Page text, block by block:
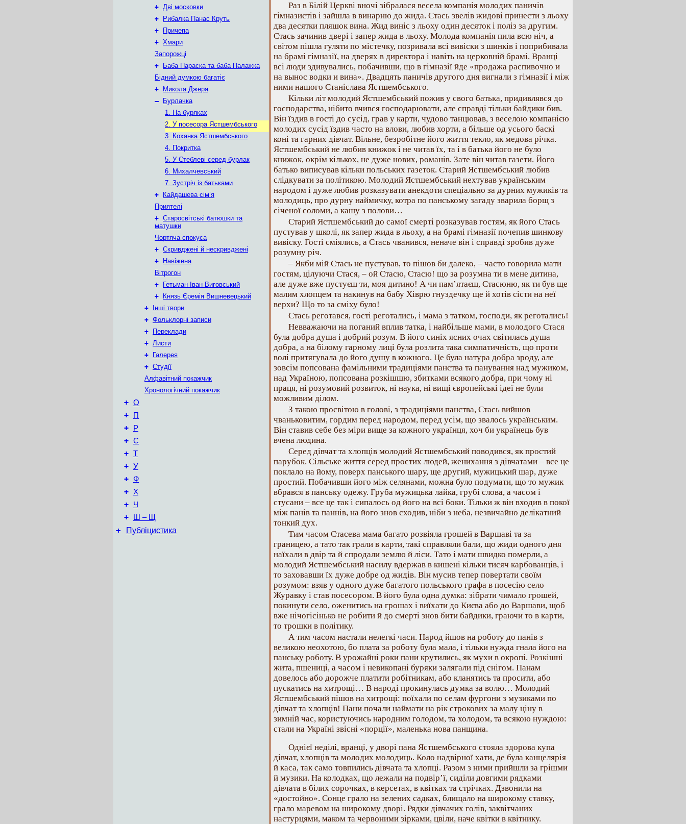
+ Дві московки
+
Рибалка Панас Круть
+
Причепа
+ Хмари
Запорожці
+
Баба Параска та баба Палажка
Бідний думкою багатіє
+
Микола Джеря
–
Бурлачка
1. На буряках
2. У посесора Ястшембського
3. Коханка Ястшембського
4. Покритка
5. У Стеблеві серед бурлак
6. Михалчевський
7. Зустріч із батьками
+
Кайдашева сім’я
Приятелі
+ Старосвітські батюшки та
матушки
Чортяча спокуса
+ Скривджені й нескривджені
+
Навіжена
Вітрогон
+
Гетьман Іван Виговський
+
Князь Єремія Вишневецький
+
Інші твори
+ Фольклорні записи
+
Переклади
+ Листи
+
Галерея
+ Студії
Алфавітний покажчик
Хронологічний покажчик
+ О
+ П
+ Р
+ С
+ Т
+ У
+ Ф
+ Х
+ Ч
+ Ш – Щ
+ Публіцистика
Раз в Білій Церкві вночі зібралася весела компанія молодих паничів
гімназистів і зайшла в винарню до жида. Стась звелів жидові принести з льоху
два десятки пляшок вина. Жид виніс з льоху один десяток і поліз за другим.
Стась зачинив двері і запер жида в льоху. Молода компанія пила всю ніч, а
світом пішла гуляти по містечку, позривала всі вивіски з шинків і поприбивала
на брамі гімназії, на дверях в директора і навіть на церковній брамі. Вранці
всі люди здивувались, побачивши, що в гімназії йде «продажа распивочно и
на вынос водки и вина». Двадцять паничів другого дня вигнали з гімназії і між
ними нашого Станіслава Ястшембського.
Кільки літ молодий Ястшембський пожив у свого батька, придивлявся до
господарства, нібито вчився господарювати, але справді тільки байдики бив.
Він їздив в гості до сусід, грав у карти, чудово танцював, з веселою компанією
молодих сусід їздив часто на влови, любив хорти, а більше од усього баскі
коні та гарних дівчат. Вільне, безробітне його життя текло, як медова річка.
Ястшембський не любив книжок і не читав їх, та і в батька його не було
книжок, окрім кількох, не дуже нових, романів. Зате він читав газети. Його
батько виписував кільки польських газеток. Старий Ястшембський любив
слідкувати за політикою. Молодий Ястшембський нехтував українським
народом і дуже любив розказувати анекдоти спеціально за дурних мужиків та
молодиць, про дурну наймичку, котра по панському загаду зварила борщ з
січеної соломи, а кашу з полови…
Старий Ястшембський до самої смерті розказував гостям, як його Стась
пустував у школі, як запер жида в льоху, а на брамі гімназії почепив шинкову
вивіску. Гості сміялись, а Стась чванився, неначе він і справді зробив дуже
розумну річ.
– Якби мій Стась не пустував, то пішов би далеко, – часто говорила мати
гостям, цілуючи Стася, – ой Стасю, Стасю! що за розумна ти в мене дитина,
але дуже вже пустуєш ти, моя дитино! А чи пам’ятаєш, Стасюню, як ти був ще
малим хлопцем та накинув на бабу Хіврю гнуздечку ще й хотів сісти на неї
верхи? Що то за сміху було!
Стась реготався, гості реготались, і мама з татком, господи, як реготались!
Невважаючи на поганий вплив татка, і найбільше мами, в молодого Стася
була добра душа і добрий розум. В його синіх ясних очах світилась душа
добра, а на білому гарному лиці була розлита така симпатичність, що проти
волі притягувала до його душу в кожного. Це була натура добра зроду, але
зовсім попсована фамільними традиціями панства та панування над мужиком,
над Україною, попсована розкішшю, збитками всякого добра, при чому ні
праця, ні розумовий розвиток, ні наука, ні вищі європейські ідеї не були
можливим ділом.
З такою просвітою в голові, з традиціями панства, Стась вийшов
чваньковитим, гордим перед народом, перед усім, що звалось українським.
Він ставив себе без міри вище за кожного українця, хоч би українець був
вчена людина.
Серед дівчат та хлопців молодий Ястшембський поводився, як простий
парубок. Сільське життя серед простих людей, женихання з дівчатами – все це
поклало на йому, поверх панського шару, ще другий, мужицький шар, дуже
простий. Побачивши його між селянами, можна було подумати, що то мужик
вбрався в панську одежу. Груба мужицька лайка, грубі слова, а часом і
стусани – все це так і сипалось од його на всі боки. Тільки ж він входив в покої
між панів та паннів, на його знов сходив, ніби з неба, незвичайно делікатний
тонкий дух.
Тим часом Стасева мама багато розвіяла грошей в Варшаві та за
границею, а тато так грали в карти, такі справляли бали, що жиди одного дня
наїхали в двір та й спродали землю й ліси. Тато і мати швидко померли, а
молодий Ястшембський насилу вдержав в кишені кільки тисяч карбованців, і
то заховавши їх дуже добре од жидів. Він мусив тепер повертати своїм
розумом: взяв у одного дуже багатого польського графа в посесію село
Журавку і став посесором. В його була одна думка: зібрати чимало грошей,
покинути село, оженитись на грошах і виїхати до Києва або до Варшави, щоб
вже нічогісінько не робити й до смерті знов бити байдики, граючи то в карти,
то трошки в політику.
А тим часом настали нелегкі часи. Народ йшов на роботу до панів з
великою неохотою, бо плата за роботу була мала, і тільки нужда гнала його на
панську роботу. В урожайні роки пани крутились, як мухи в окропі. Розкішні
жита, пшениці, а часом і невикопані буряки залягали під снігом. Панам
довелось або дорожче платити робітникам, або кланятись та просити, або
пускатись на хитрощі… В народі прокинулась думка за волю… Молодий
Ястшембський пішов на хитрощі: поїхали по селам фургони з музиками по
дівчат та хлопців! Пани почали наймати на рік строкових за малу ціну в
зимній час, користуючись народним голодом, та холодом, та всякою нуждою:
стали на Україні звісні «порції», маленька нова панщина.
Однієї неділі, вранці, у дворі пана Ястшембського стояла здорова купа
дівчат, хлопців та молодих молодиць. Коло надвірної хати, де була канцелярія
й каса, так само товпились дівчата та хлопці. Разом з ними прийшли за грішми
й музики. На колодках, що лежали на подвір’ї, сиділи довгими рядками
дівчата в білих сорочках, в керсетах, в квітках та стрічках. Дзвонили на
«достойно». Сонце грало на зелених садках, блищало на широкому ставку,
грало маревом на широкому дворі. Рядки дівчачих голів, заквітчаних
настурцями, маком та червоними зірками, цвіли, наче квітки в квітнику.